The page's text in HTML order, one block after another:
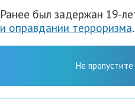
Ранее был задержан 19-
и оправдании терроризма.
Не